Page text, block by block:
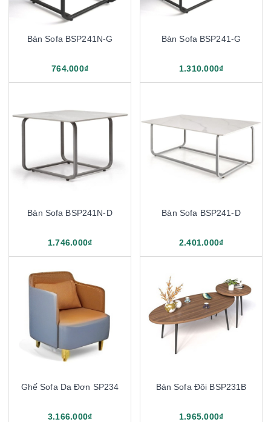
Bàn Sofa BSP241N-G
764.000₫
Bàn Sofa BSP241-G
1.310.000₫
Bàn Sofa BSP241N-D
1.746.000₫
Bàn Sofa BSP241-D
2.401.000₫
Ghế Sofa Da Đơn SP234
3.166.000₫
Bàn Sofa Đôi BSP231B
1.965.000₫